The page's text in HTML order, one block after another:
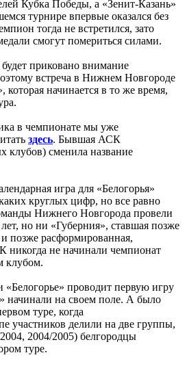
Кубка Победы, а «Зенит-Казань»
турнире впервые оказался без
тогда не встретился, зато
смогут помериться силами.
приковано внимание
встреча в Нижнем Новгороде
которая начинается в то же время,
в чемпионате мы уже
здесь. Бывшая АСК
клубов) сменила название
игра для «Белогорья»
круглых цифр, но все равно
Нижнего Новгорода провели
но ни «Губерния», ставшая позже
позже расформированная,
никогда не начинали чемпионат
клубом.
«Белогорье» проводит первую игру
начинали на своем поле. А было
туре, когда
участников делили на две группы,
2004/2005) белгородцы
туре.